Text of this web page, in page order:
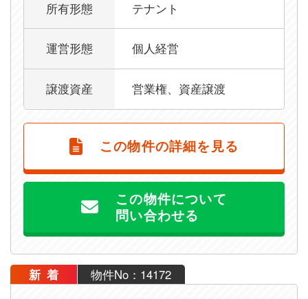
所有形態 テナント
運営形態 個人経営
譲渡資産 営業権、資産譲渡
この物件の詳細を見る
この物件について
問い合わせる
新着 物件No：14172